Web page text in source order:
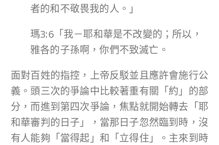
者的和不敬畏我的人。」
瑪3:6「我－耶和華是不改變的；所以，
雅各的子孫啊，你們不致滅亡。
面對百姓的指控，上帝反駁並且應許會施行公
義。頭三次的爭論中比較著重有關「約」的部
分，而進到第四次爭論，焦點就開始轉去「耶
和華審判的日子」，當那日子忽然臨到時，沒
有人能夠「當得起」和「立得住」。主來到時